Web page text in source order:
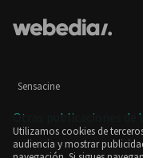
Sensacine
Otras publicaciones de
Utilizamos cookies de
audiencia y mostrar